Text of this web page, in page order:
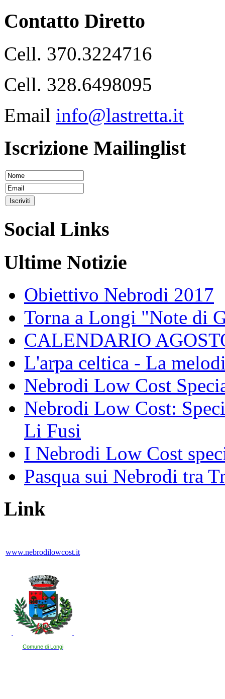
Contatto Diretto
Cell. 370.3224716
Cell. 328.6498095
Email info@lastretta.it
Iscrizione Mailinglist
Social Links
Ultime Notizie
Obiettivo Nebrodi 2017
Torna a Longi "Note di
CALENDARIO
L'arpa celtica - La
Nebrodi Low Cost
Nebrodi Low Cost:
Li Fusi
I Nebrodi Low Cost
Pasqua sui Nebrodi tra
Link
www.nebrodilowcost.it
Comune di Longi